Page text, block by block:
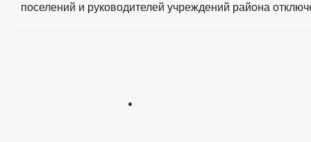
поселений и руководителей учреждений района